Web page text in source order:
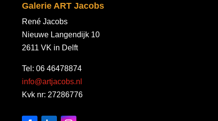
Galerie ART Jacobs
René Jacobs
Nieuwe Langendijk 10
2611 VK in Delft
Tel: 06 46478874
info@artjacobs.nl
Kvk nr: 27286776